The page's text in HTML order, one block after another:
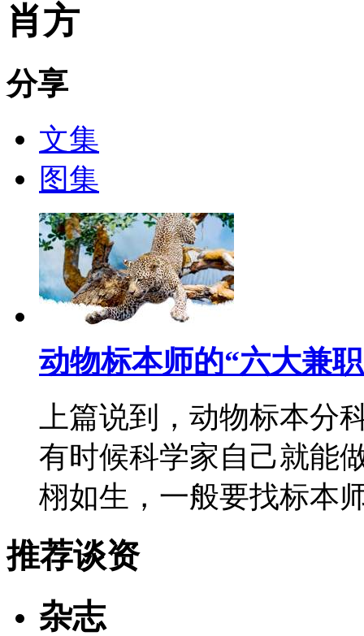
肖方
分享
文集
图集
动物标本师的“六大兼
上篇说到，动物标本分
有时候科学家自己就能
栩如生，一般要找标
推荐谈资
杂志